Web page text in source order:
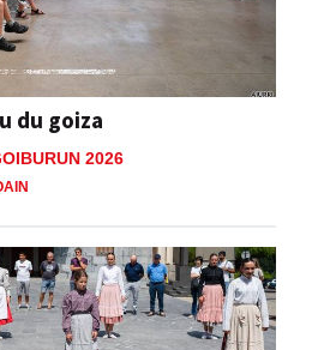
du goiza
2026